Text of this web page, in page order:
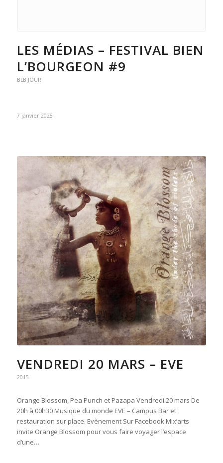
LES MÉDIAS – FESTIVAL BIEN
L’BOURGEON #9
BLB JOUR
7 janvier 2025
VENDREDI 20 MARS – EVE
2015
Orange Blossom, Pea Punch et Pazapa Vendredi 20 mars De
20h à 00h30 Musique du monde EVE – Campus Bar et
restauration sur place. Evènement Sur Facebook Mix’arts
invite Orange Blossom pour vous faire voyager l’espace
d’une…